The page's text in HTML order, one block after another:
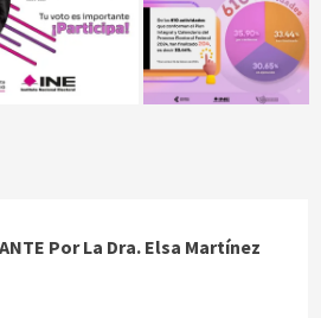
Por La Dra. Elsa Martínez